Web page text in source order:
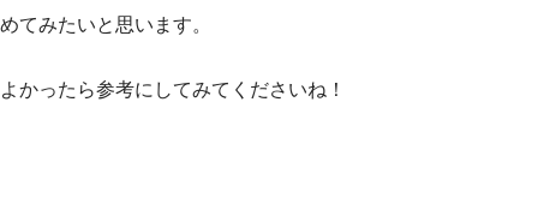
めてみたいと思います。
よかったら参考にしてみてくださいね！